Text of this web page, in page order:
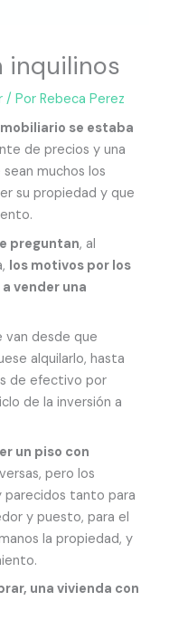
inquilinos
/ PorRebeca Perez
se estaba
de precios y una
muchos los
su propiedad y que
preguntan, al
los motivos por los
vender una
desde que
alquilarlo, hasta
de efectivo por
de la inversión a
un piso con
pero los
parecidos tanto para
y puesto, para el
la propiedad, y
una vivienda con